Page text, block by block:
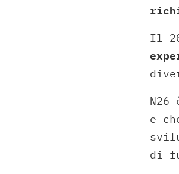
Il
e
di